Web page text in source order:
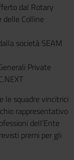
dal Rotary
delle Colline
società SEAM
Private
le squadre vincitrici
rappresentativo
dell’Ente
premi per gli